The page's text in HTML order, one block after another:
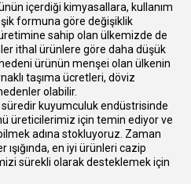
içerdiği kimyasallara, kullanım
formuna göre değişiklik
sahip olan ülkemizde de
ithal ürünlere göre daha düşük
ürünün menşei olan ülkenin
taşıma ücretleri, döviz
olabilir.
süredir kuyumculuk endüstrisinde
üreticilerimiz için temin ediyor ve
adına stokluyoruz. Zaman
en iyi ürünleri cazip
sürekli olarak desteklemek için